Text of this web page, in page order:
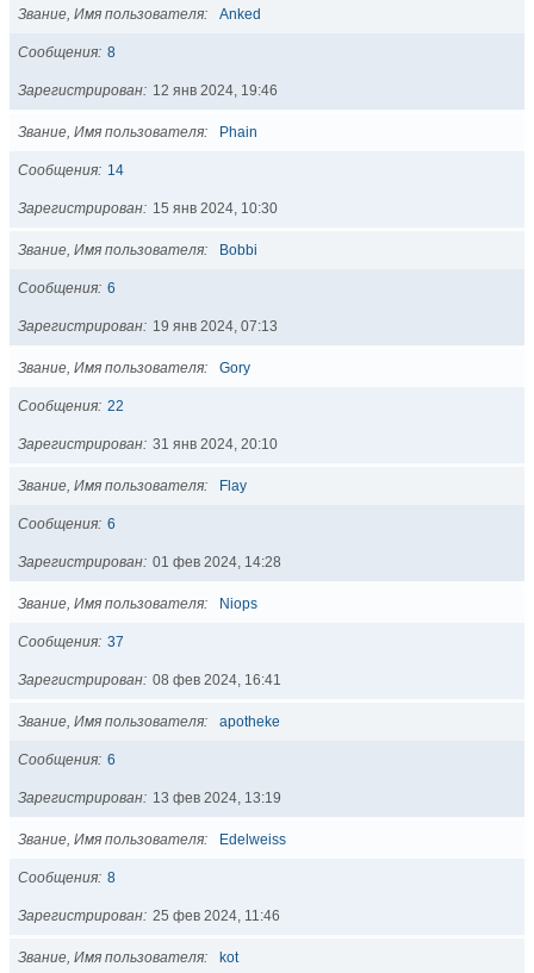
Звание, Имя пользователя Anked
Сообщения 8
Зарегистрирован 12 янв 2024, 19:46
Звание, Имя пользователя Phain
Сообщения 14
Зарегистрирован 15 янв 2024, 10:30
Звание, Имя пользователя Bobbi
Сообщения 6
Зарегистрирован 19 янв 2024, 07:13
Звание, Имя пользователя Gory
Сообщения 22
Зарегистрирован 31 янв 2024, 20:10
Звание, Имя пользователя Flay
Сообщения 6
Зарегистрирован 01 фев 2024, 14:28
Звание, Имя пользователя Niops
Сообщения 37
Зарегистрирован 08 фев 2024, 16:41
Звание, Имя пользователя apotheke
Сообщения 6
Зарегистрирован 13 фев 2024, 13:19
Звание, Имя пользователя Edelweiss
Сообщения 8
Зарегистрирован 25 фев 2024, 11:46
Звание, Имя пользователя kot